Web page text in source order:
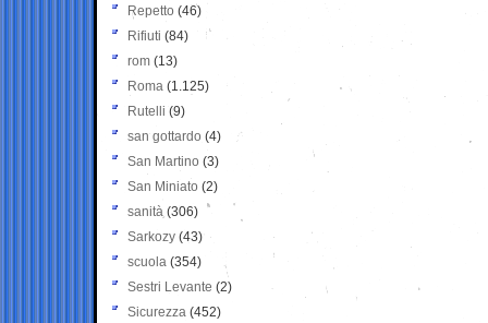
Repetto (46)
Rifiuti (84)
rom (13)
Roma (1.125)
Rutelli (9)
san gottardo (4)
San Martino (3)
San Miniato (2)
sanità (306)
Sarkozy (43)
scuola (354)
Sestri Levante (2)
Sicurezza (452)